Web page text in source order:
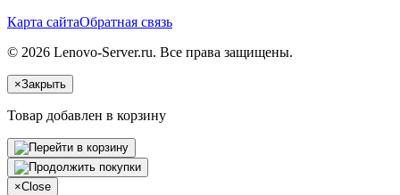
Карта сайтаОбратная связь
© 2026 Lenovo-Server.ru. Все права защищены.
×Закрыть
Товар добавлен в корзину
×Close